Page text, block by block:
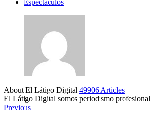
Espectáculos
About El Látigo Digital 49906 Articles
El Látigo Digital somos periodismo profesional
Website
Facebook
Previous